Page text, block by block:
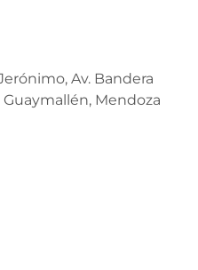
Av. Bandera
Guaymallén, Mendoza